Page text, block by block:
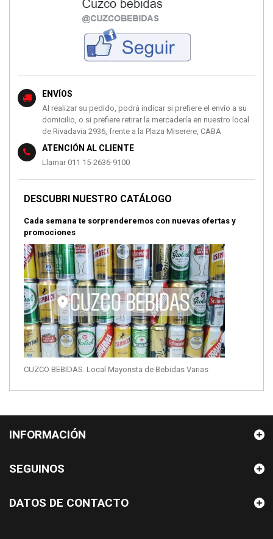
ENVÍOS
Al realizar su pedido, podrá indicar si prefiere el envío a su
domicilio, o si prefiere retirar la mercadería en nuestro local
de Rivadavia 2936, frente a la Plaza Miserere, CABA
ATENCIÓN AL CLIENTE
Llamar 011 15-2636-9100
DESCUBRI NUESTRO CATÁLOGO
Cada semana te sorprenderemos con nuevas ofertas y
promociones
CUZCO BEBIDAS. Local Mayorista de Bebidas Varias
INFORMACIÓN
SEGUINOS
DATOS DE CONTACTO